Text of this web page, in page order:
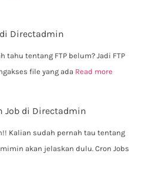
Directadmin
tahu tentang FTP belum? Jadi FTP
file yang ada Read more
Job di Directadmin
Kalian sudah pernah tau tentang
akan jelaskan dulu. Cron Jobs